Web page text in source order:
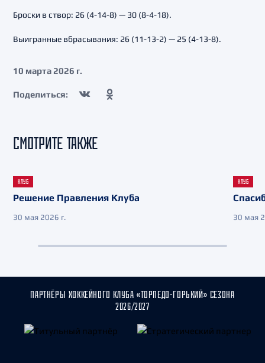
Броски в створ: 26 (4-14-8) — 30 (8-4-18).
Выигранные вбрасывания: 26 (11-13-2) — 25 (4-13-8).
10 марта 2026 г.
Поделиться:
СМОТРИТЕ ТАКЖЕ
КЛУБ
Решение Правления Клуба
30 мая 2026 г.
КЛУБ
30 мая
ПАРТНЁРЫ ХОККЕЙНОГО КЛУБА «ТОРПЕДО-ГОРЬКИЙ» СЕЗОНА
2026/2027